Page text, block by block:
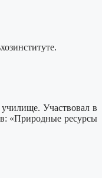
Участвовал в
«Природные ресурсы